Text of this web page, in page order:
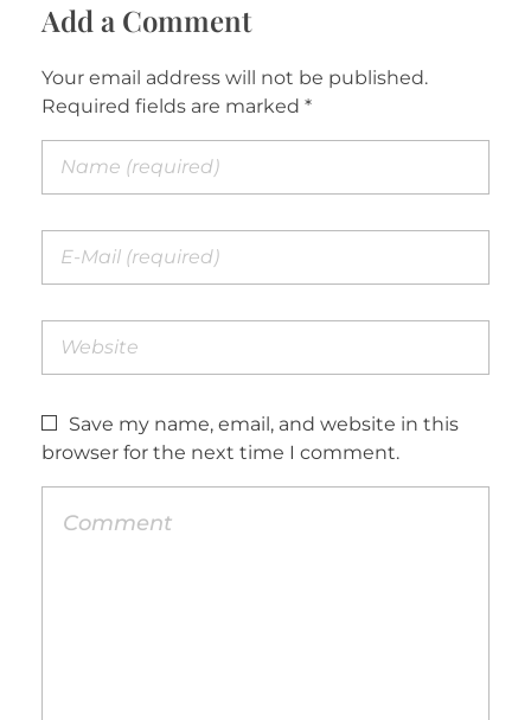
Add a Comment
Your email address will not be published.
Required fields are marked *
Save my name, email, and website in this
browser for the next time I comment.